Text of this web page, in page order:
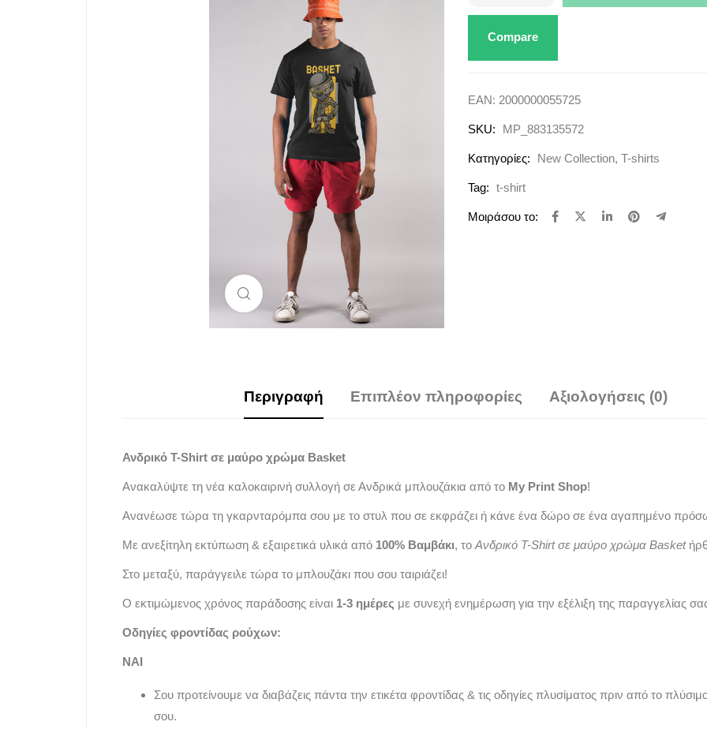
Μεγέθυνση
Compare
EAN: 2000000055725
SKU: MP_883135572
Κατηγορίες: New Collection, T-shirts
Tag: t-shirt
Μοιράσου το:
Περιγραφή Επιπλέον πληροφορίες Αξιολογήσεις (0)
Ανδρικό T-Shirt σε μαύρο χρώμα Basket
Ανακαλύψτε τη νέα καλοκαιρινή συλλογή σε Ανδρικά μπλουζάκια από το My Print Shop!
Ανανέωσε τώρα τη γκαρνταρόμπα σου με το στυλ που σε εκφράζει ή κάνε ένα δώρο σε ένα αγαπημένο
Με ανεξίτηλη εκτύπωση & εξαιρετικά υλικά από 100% Βαμβάκι, το Ανδρικό T-Shirt σε μαύρο χρώμα Basket
Στο μεταξύ, παράγγειλε τώρα το μπλουζάκι που σου ταιριάζει!
Ο εκτιμώμενος χρόνος παράδοσης είναι 1-3 ημέρες με συνεχή ενημέρωση για την εξέλιξη της παραγγελίας
Οδηγίες φροντίδας ρούχων:
ΝΑΙ
Σου προτείνουμε να διαβάζεις πάντα την ετικέτα φροντίδας & τις οδηγίες πλυσίματος πριν από το
σου.